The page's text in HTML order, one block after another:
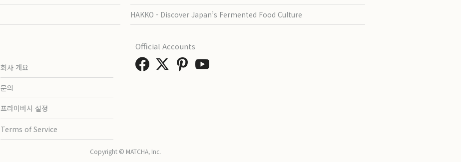
HAKKO - Discover Japan’s Fermented Food Culture
회사 개요
문의
프라이버시 설정
Terms of Service
Official Accounts
Copyright © MATCHA, Inc.